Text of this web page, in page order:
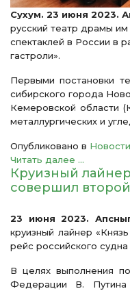
Сухум. 23 июня 2023.
русский театр драмы
спектаклей в России в
гастроли».
Первыми постановки
сибирского города
Кемеровской области
металлургических и
Опубликовано в Новости
Читать далее ...
Круизный
совершил
23 июня 2023.
круизный лайнер
рейс российского судна
В целях выполнения
Федерации В. Путина